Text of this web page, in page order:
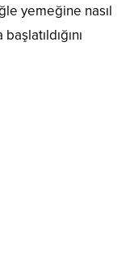
yemeğine nasıl